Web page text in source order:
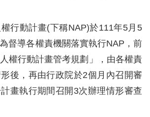
行動計畫(下稱NAP)於111年5月5
督導各權責機關落實執行NAP，前
權行動計畫管考規劃」，由各權責
後，再由行政院於2個月內召開審
畫執行期間召開3次辦理情形審查